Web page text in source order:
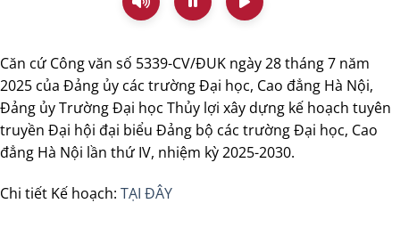
Căn cứ Công văn số 5339-CV/ĐUK ngày 28 tháng 7 năm
2025 của Đảng ủy các trường Đại học, Cao đẳng Hà Nội,
Đảng ủy Trường Đại học Thủy lợi xây dựng kế hoạch tuyên
truyền Đại hội đại biểu Đảng bộ các trường Đại học, Cao
đẳng Hà Nội lần thứ IV, nhiệm kỳ 2025-2030.
Chi tiết Kế hoạch: TẠI ĐÂY